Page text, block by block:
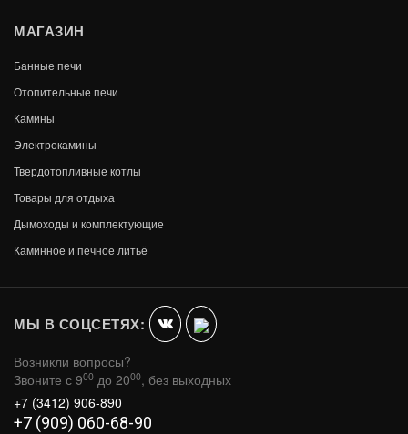
СКИФ КОВКА 22 ПАНОРАМА М
45 980
МАГАЗИН
Банные печи
Отопительные печи
Камины
Электрокамины
Твердотопливные котлы
Товары для отдыха
Дымоходы и комплектующие
Каминное и печное литьё
МЫ В СОЦСЕТЯХ:
Возникли вопросы?
Звоните с 900 до 2000, без выходных
+7 (3412) 906-890
+7 (909) 060-68-90